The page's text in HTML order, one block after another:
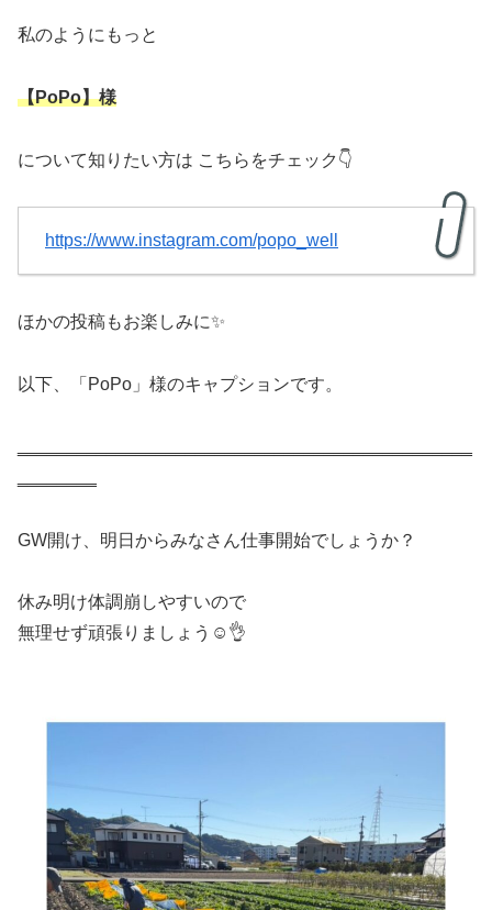
私のようにもっと
【PoPo】様
について知りたい方は こちらをチェック👇
https://www.instagram.com/popo_well
ほかの投稿もお楽しみに✨
以下、「PoPo」様のキャプションです。
GW開け、明日からみなさん仕事開始でしょうか？
休み明け体調崩しやすいので
無理せず頑張りましょう☺️👌